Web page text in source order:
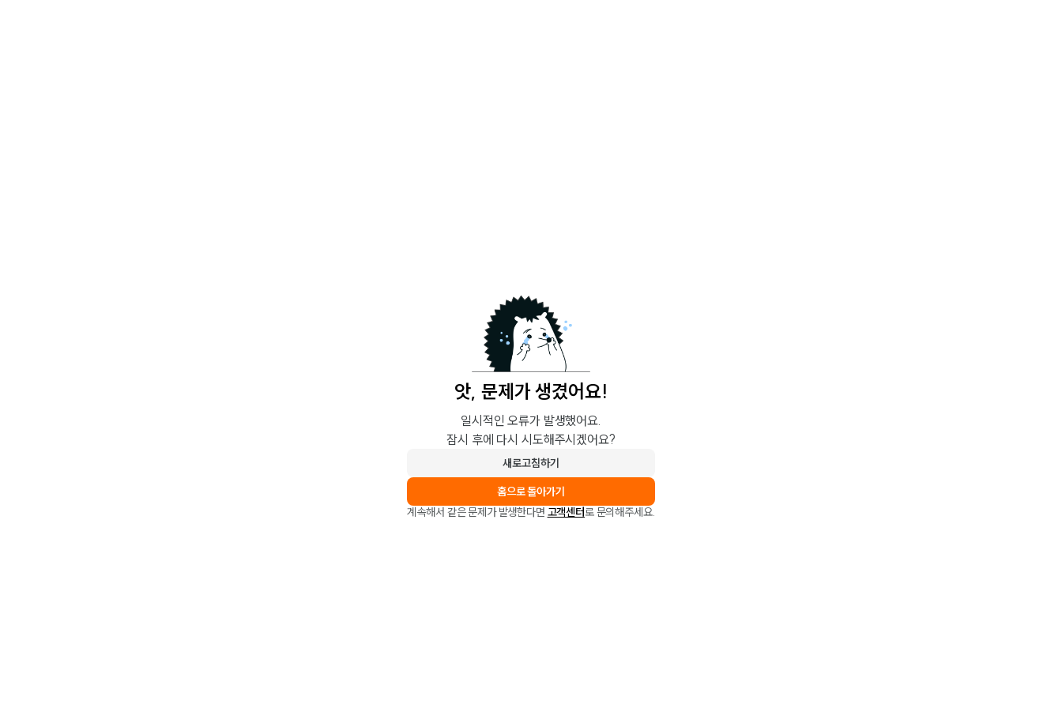
앗, 문제가 생겼어요!
일시적인 오류가 발생했어요.
잠시 후에 다시 시도해주시겠어요?
새로고침하기
홈으로 돌아가기
계속해서 같은 문제가 발생한다면 고객센터로 문의해주세요.